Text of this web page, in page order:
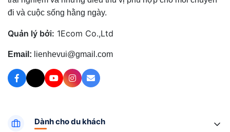
đi và cuộc sống hằng ngày.
Quản lý bởi: 1Ecom Co.,Ltd
Email: lienhevui@gmail.com
Dành cho du khách